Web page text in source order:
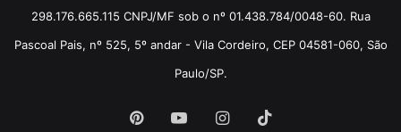
298.176.665.115 CNPJ/MF sob o nº 01.438.784/0048-60. Rua
Pascoal Pais, nº 525, 5º andar - Vila Cordeiro, CEP 04581-060, São
Paulo/SP.
PinterestYouTubeInstagram